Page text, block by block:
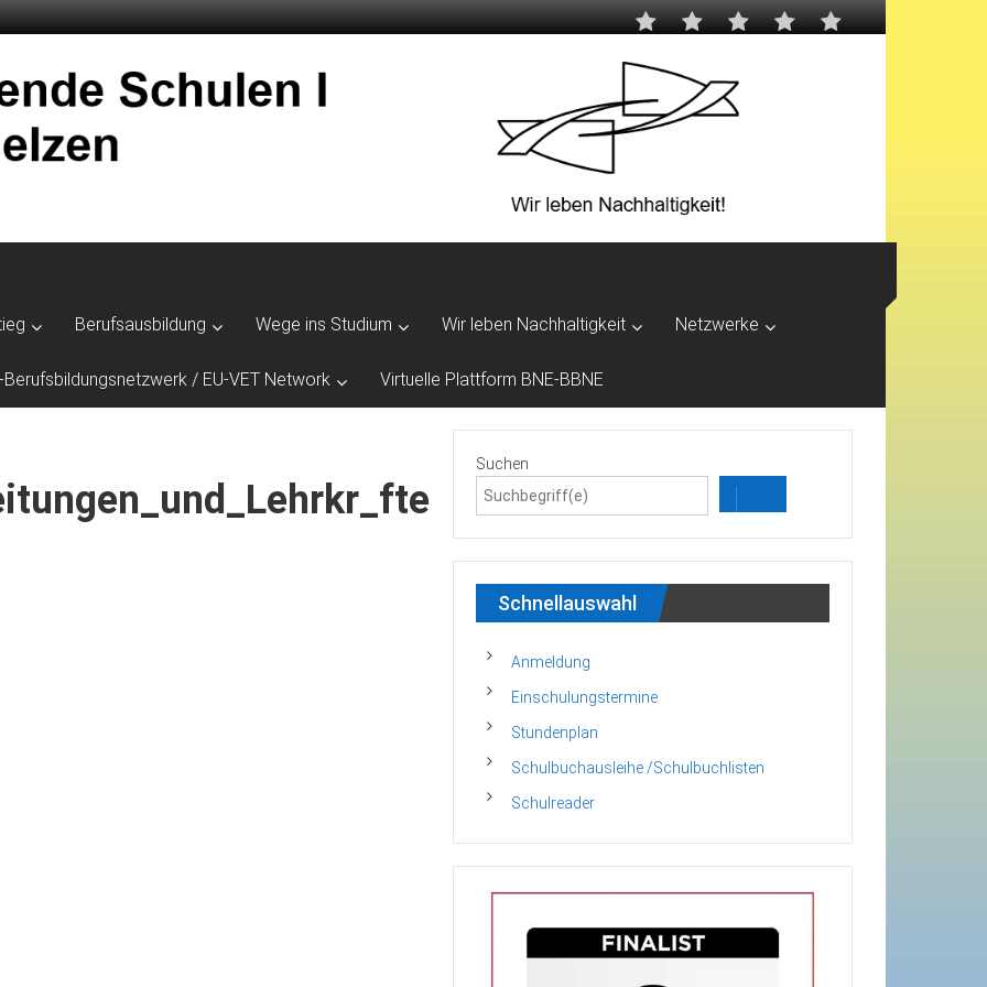
Berufsausbildung Wege ins Studium Wir leben Nachhaltigkeit Netzwerke
Berufsbildungsnetzwerk / EU-VET Network Virtuelle Plattform BNE-BBNE
Suchen
Schnellauswahl
Anmeldung
Einschulungstermine
Stundenplan
Schulbuchausleihe /Schulbuchlisten
Schulreader